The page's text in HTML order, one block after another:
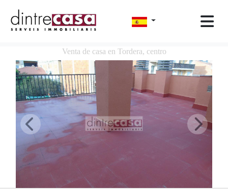
Venta de casa en Tordera, centro